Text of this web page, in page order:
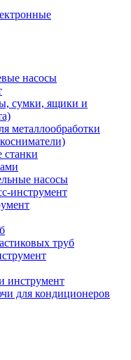
насосы
сумки, ящики и
металлообработки
насосы
инструмент
труб
инструмент
для кондиционеров